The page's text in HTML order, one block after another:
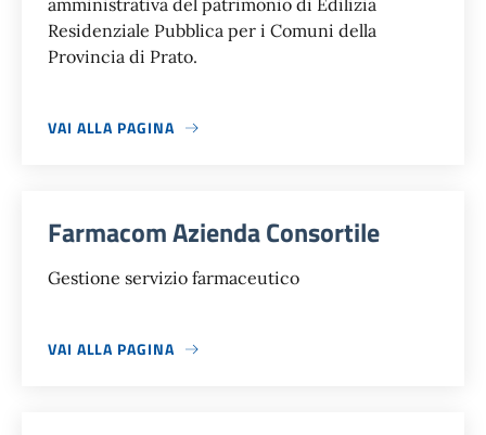
amministrativa del patrimonio di Edilizia
Residenziale Pubblica per i Comuni della
Provincia di Prato.
VAI ALLA PAGINA
Farmacom Azienda Consortile
Gestione servizio farmaceutico
VAI ALLA PAGINA